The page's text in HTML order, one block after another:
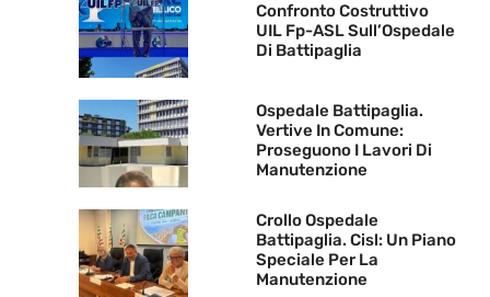
Confronto Costruttivo
UIL Fp-ASL Sull’Ospedale
Di Battipaglia
Ospedale Battipaglia.
Vertive In Comune:
Proseguono I Lavori Di
Manutenzione
Crollo Ospedale
Battipaglia. Cisl: Un Piano
Speciale Per La
Manutenzione